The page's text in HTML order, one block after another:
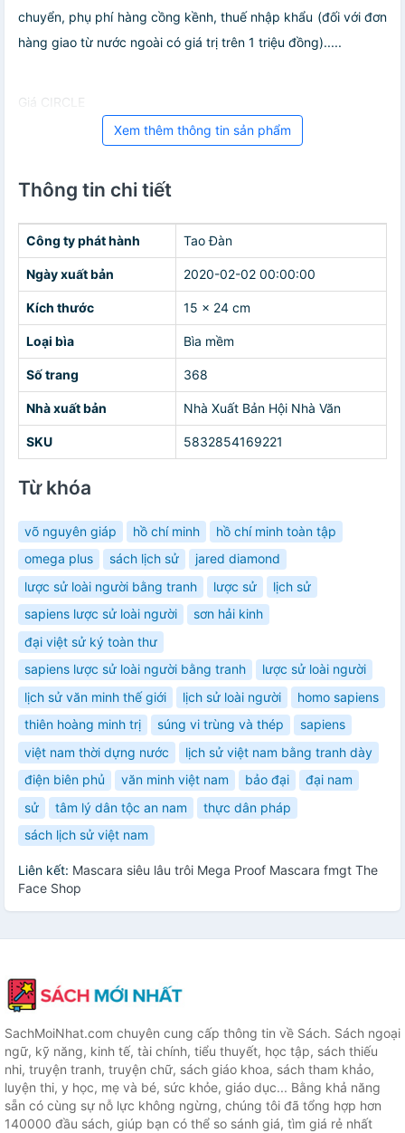
chuyển, phụ phí hàng cồng kềnh, thuế nhập khẩu (đối với đơn
hàng giao từ nước ngoài có giá trị trên 1 triệu đồng).....
Giá CIRCLE
Xem thêm thông tin sản phẩm
Thông tin chi tiết
Công ty phát hành Tao Đàn
Ngày xuất bản 2020-02-02 00:00:00
Kích thước 15 x 24 cm
Loại bìa Bìa mềm
Số trang 368
Nhà xuất bản Nhà Xuất Bản Hội Nhà Văn
SKU 5832854169221
Từ khóa
võ nguyên giáp hồ chí minh
hồ chí minh toàn tập
omega plus
sách lịch sử
jared diamond
lược sử loài người bằng tranh
lược sử
lịch sử
sapiens lược sử loài người
sơn hải kinh
đại việt sử ký toàn thư
sapiens lược sử loài người bằng tranh
lược sử loài người
lịch sử văn minh thế giới
lịch sử loài người
homo sapiens
thiên hoàng minh trị
súng vi trùng và thép
sapiens
việt nam thời dựng nước
lịch sử việt nam bằng tranh dày
điện biên phủ
văn minh việt nam bảo đại
đại nam
sử
tâm lý dân tộc an nam
thực dân pháp
sách lịch sử việt nam
Liên kết: Mascara siêu lâu trôi Mega Proof Mascara fmgt The
Face Shop
SachMoiNhat.com chuyên cung cấp thông tin về Sách. Sách ngoại
ngữ, kỹ năng, kinh tế, tài chính, tiểu thuyết, học tập, sách thiếu
nhi, truyện tranh, truyện chữ, sách giáo khoa, sách tham khảo,
luyện thi, y học, mẹ và bé, sức khỏe, giáo dục... Bằng khả năng
sẵn có cùng sự nỗ lực không ngừng, chúng tôi đã tổng hợp hơn
140000 đầu sách, giúp bạn có thể so sánh giá, tìm giá rẻ nhất